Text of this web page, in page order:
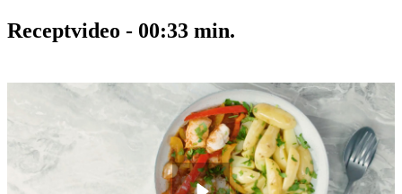
Receptvideo - 00:33 min.